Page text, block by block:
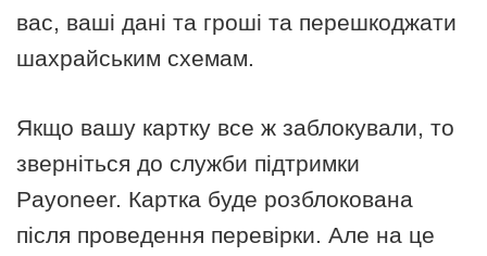
вас, ваші дані та гроші та перешкоджати
шахрайським схемам.
Якщо вашу картку все ж заблокували, то
зверніться до служби підтримки
Payoneer. Картка буде розблокована
після проведення перевірки. Але на це